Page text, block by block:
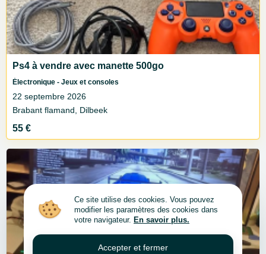
Ps4 à vendre avec manette 500go
Électronique - Jeux et consoles
22 septembre 2026
Brabant flamand, Dilbeek
55 €
Ce site utilise des cookies. Vous pouvez
modifier les paramètres des cookies dans
votre navigateur. En savoir plus.
Accepter et fermer